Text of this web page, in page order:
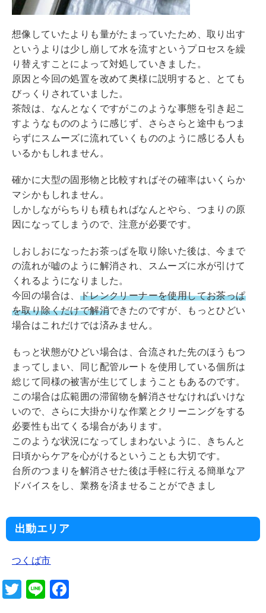
想像していたよりも量がたまっていたため、取り出す
というよりは少し崩して水を流すというプロセスを繰
り替えすことによって対処していきました。
原因と今回の処置を改めて奥様に説明すると、とても
びっくりされていました。
茶殻は、なんとなくですがこのような事態を引き起こ
すようなもののように感じず、さらさらと途中もつま
らずにスムーズに流れていくもののように感じる人も
いるかもしれません。
確かに大型の固形物と比較すればその確率はいくらか
マシかもしれません。
しかしながらちりも積もればなんとやら、つまりの原
因になってしまうので、注意が必要です。
しおしおになったお茶っぱを取り除いた後は、今まで
の流れが嘘のように解消され、スムーズに水が引けて
くれるようになりました。
今回の場合は、 ドレンクリーナーを使用してお茶っぱ
を取り除くだけで解消できたのですが、もっとひどい
場合はこれだけでは済みません。
もっと状態がひどい場合は、合流された先のほうもつ
まってしまい、同じ配管ルートを使用している個所は
総じて同様の被害が生じてしまうこともあるのです。
この場合は広範囲の滞留物を解消させなければいけな
いので、さらに大掛かりな作業とクリーニングをする
必要性も出てくる場合があります。
このような状況になってしまわないように、きちんと
日頃からケアを心がけるということも大切です。
台所のつまりを解消させた後は手軽に行える簡単なア
ドバイスをし、業務を済ませることができまし
出動エリア
つくば市
T
Li